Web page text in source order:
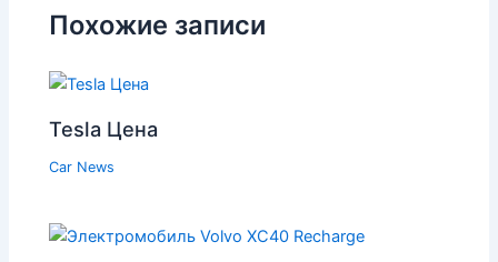
Похожие записи
Tesla Цена
Car News